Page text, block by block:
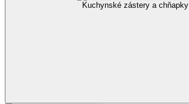
Kuchynské zástery a chňapky